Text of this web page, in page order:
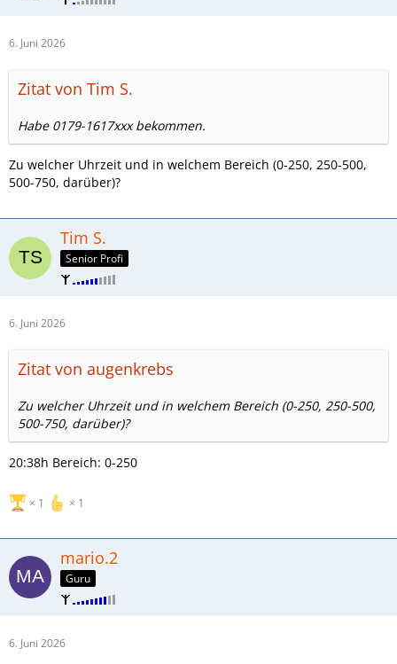
6. Juni 2026
Zitat von Tim S.
Habe 0179-1617xxx bekommen.
Zu welcher Uhrzeit und in welchem Bereich (0-250, 250-500,
500-750, darüber)?
Tim S.
Senior Profi
6. Juni 2026
Zitat von augenkrebs
Zu welcher Uhrzeit und in welchem Bereich (0-250, 250-500,
500-750, darüber)?
20:38h Bereich: 0-250
1 1
mario.2
Guru
6. Juni 2026